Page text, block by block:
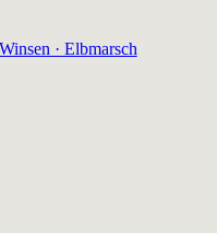
· Elbmarsch